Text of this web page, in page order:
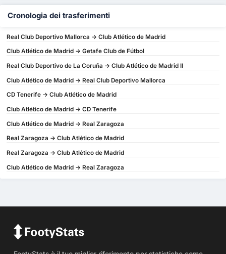
Cronologia dei trasferimenti
Real Club Deportivo Mallorca -> Club Atlético de Madrid
Club Atlético de Madrid -> Getafe Club de Fútbol
Real Club Deportivo de La Coruña -> Club Atlético de Madrid II
Club Atlético de Madrid -> Real Club Deportivo Mallorca
CD Tenerife -> Club Atlético de Madrid
Club Atlético de Madrid -> CD Tenerife
Club Atlético de Madrid -> Real Zaragoza
Real Zaragoza -> Club Atlético de Madrid
Real Zaragoza -> Club Atlético de Madrid
Club Atlético de Madrid -> Real Zaragoza